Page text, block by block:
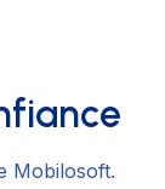
Mobilosoft.